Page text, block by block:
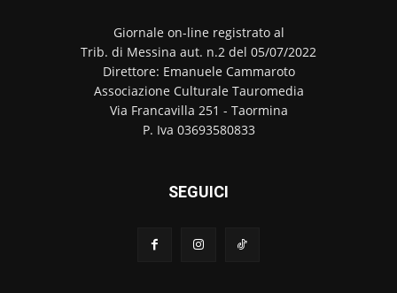
Giornale on-line registrato al
Trib. di Messina aut. n.2 del 05/07/2022
Direttore: Emanuele Cammaroto
Associazione Culturale Tauromedia
Via Francavilla 251 - Taormina
P. Iva 03693580833
SEGUICI